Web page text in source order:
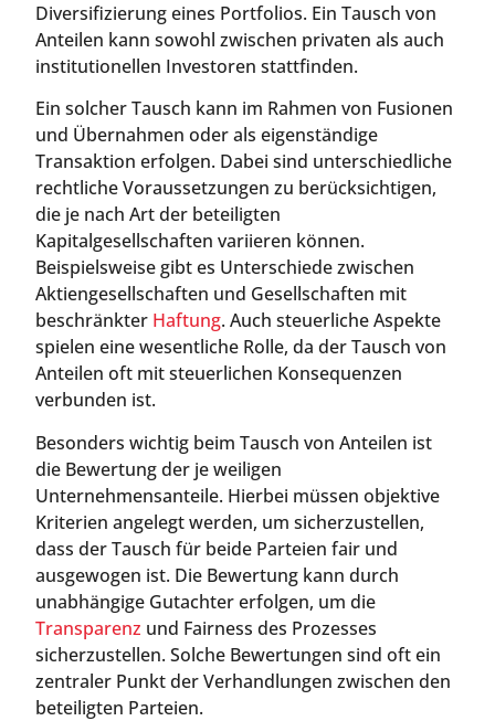
Diversifizierung eines Portfolios. Ein Tausch von
Anteilen kann sowohl zwischen privaten als auch
institutionellen Investoren stattfinden.
Ein solcher Tausch kann im Rahmen von Fusionen
und Übernahmen oder als eigenständige
Transaktion erfolgen. Dabei sind unterschiedliche
rechtliche Voraussetzungen zu berücksichtigen,
die je nach Art der beteiligten
Kapitalgesellschaften variieren können.
Beispielsweise gibt es Unterschiede zwischen
Aktiengesellschaften und Gesellschaften mit
beschränkter Haftung. Auch steuerliche Aspekte
spielen eine wesentliche Rolle, da der Tausch von
Anteilen oft mit steuerlichen Konsequenzen
verbunden ist.
Besonders wichtig beim Tausch von Anteilen ist
die Bewertung der je weiligen
Unternehmensanteile. Hierbei müssen objektive
Kriterien angelegt werden, um sicherzustellen,
dass der Tausch für beide Parteien fair und
ausgewogen ist. Die Bewertung kann durch
unabhängige Gutachter erfolgen, um die
Transparenz und Fairness des Prozesses
sicherzustellen. Solche Bewertungen sind oft ein
zentraler Punkt der Verhandlungen zwischen den
beteiligten Parteien.